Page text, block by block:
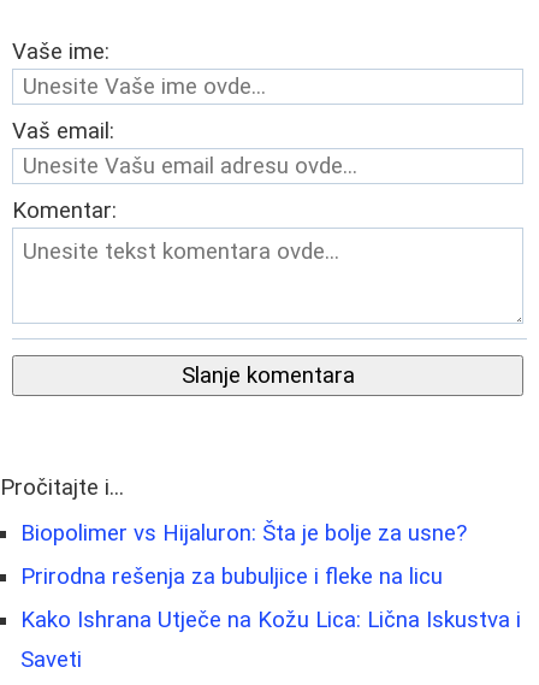
Vaše ime:
Vaš email:
Komentar:
Slanje komentara
Pročitajte i...
Biopolimer vs Hijaluron: Šta je bolje za usne?
Prirodna rešenja za bubuljice i fleke na licu
Kako Ishrana Utječe na Kožu Lica: Lična Iskustva i
Saveti